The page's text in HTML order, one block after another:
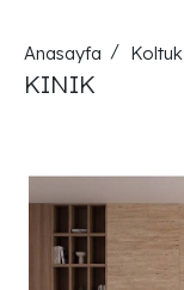
Anasayfa Koltuk
KINIK